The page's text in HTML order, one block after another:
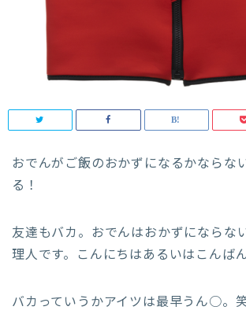
おでんがご飯のおかずになるかならな
る！
友達もバカ。おでんはおかずにならな
理人です。こんにちはあるいはこんば
バカっていうかアイツは最早うん○。